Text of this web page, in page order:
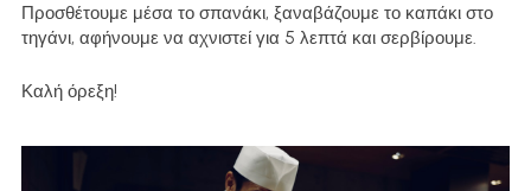
Προσθέτουμε μέσα το σπανάκι, ξαναβάζουμε το καπάκι στο
τηγάνι, αφήνουμε να αχνιστεί για 5 λεπτά και σερβίρουμε.
Καλή όρεξη!